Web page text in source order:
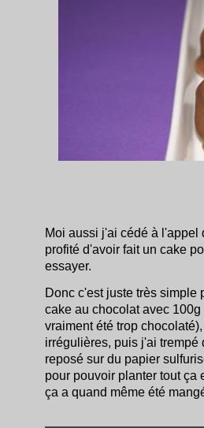
Moi aussi j'ai cédé à l'appel
profité d'avoir fait un cake
essayer.
Donc c'est juste très simple
cake au chocolat avec
vraiment été trop
irrégulières, puis j'ai
reposé sur du papier
pour pouvoir planter tout ça
ça a quand même été